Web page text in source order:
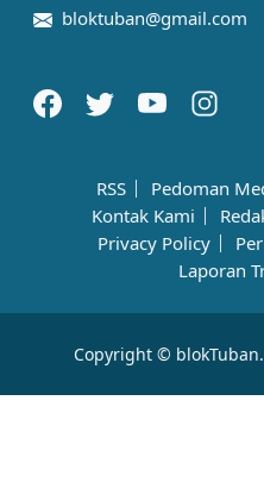
bloktuban@gmail.com
RSS Pedoman
Kontak Kami
Privacy Policy
Laporan
Copyright ©